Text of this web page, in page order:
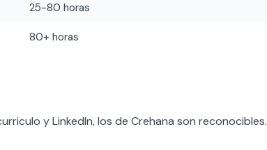
25-80 horas
80+ horas
y LinkedIn, los de Crehana son reconocibles.